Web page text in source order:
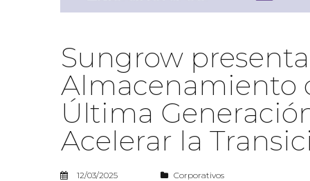
Sungrow
Almacenamiento
Última
Acelerar la
12/03/2025 Corporativos